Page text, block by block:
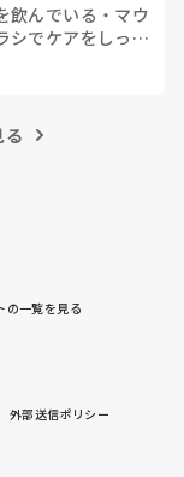
飲んでいる ・ マウ
シでケアをしっか
る
の一覧を見る
外部送信ポリシー